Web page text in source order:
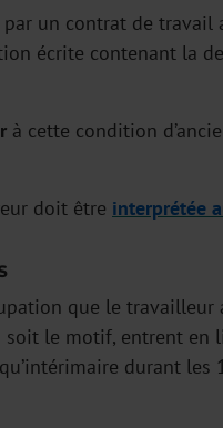
un contrat de travail
écrite contenant la
à cette condition
doit être interprétée
que le
soit le motif, entrent
durant